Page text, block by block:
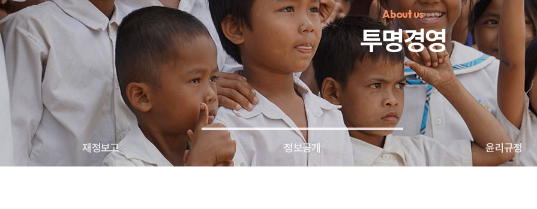
인기 키워드 #정기후원#하트플레이스#캠페인#팬덤후원
About us
투명경영
투명경영 재정보고 정보공개 윤리규정